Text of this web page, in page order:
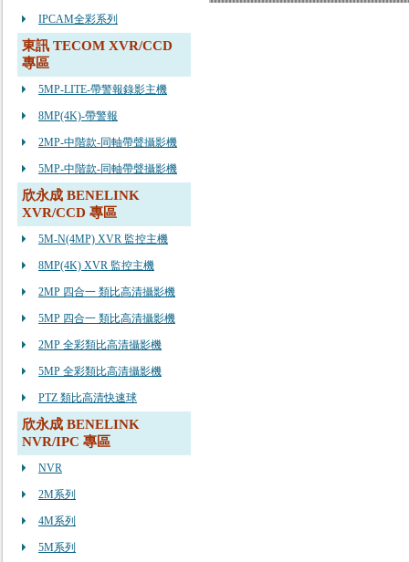
IPCAM全彩系列
東訊 TECOM XVR/CCD
專區
5MP-LITE-帶警報錄影主機
8MP(4K)-帶警報
2MP-中階款-同軸帶聲攝影機
5MP-中階款-同軸帶聲攝影機
欣永成 BENELINK
XVR/CCD 專區
5M-N(4MP) XVR 監控主機
8MP(4K) XVR 監控主機
2MP 四合一 類比高清攝影機
5MP 四合一 類比高清攝影機
2MP 全彩類比高清攝影機
5MP 全彩類比高清攝影機
PTZ 類比高清快速球
欣永成 BENELINK
NVR/IPC 專區
NVR
2M系列
4M系列
5M系列